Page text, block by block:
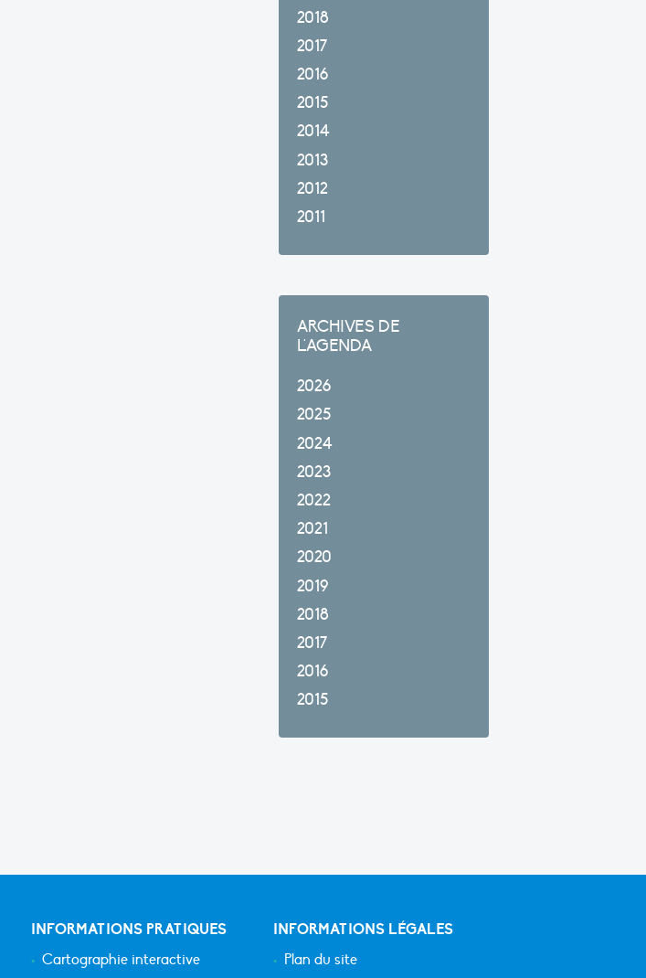
2018
2017
2016
2015
2014
2013
2012
2011
ARCHIVES DE
L'AGENDA
2026
2025
2024
2023
2022
2021
2020
2019
2018
2017
2016
2015
INFORMATIONS PRATIQUES
Cartographie interactive
INFORMATIONS LÉGALES
Plan du site